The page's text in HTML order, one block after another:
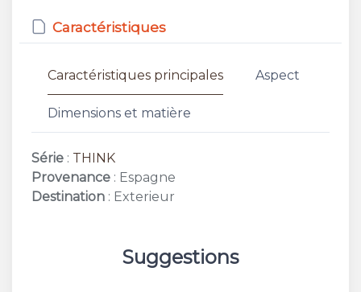
Caractéristiques
Caractéristiques principales Aspect
Dimensions et matière
Série : THINK
Provenance : Espagne
Destination : Exterieur
Suggestions